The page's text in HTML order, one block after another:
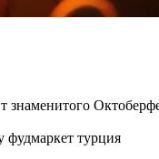
фудмаркет турция